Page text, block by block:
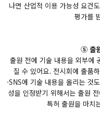
나면 산업적 이용 가능성 요건
평가를
⑤ 출
출원 전에 기술 내용을 외부에
질 수 있어요. 전시회에 출품
·SNS에 기술 내용을 올리는 것
성을 인정받기 위해서는 출원
특허 출원을 마치